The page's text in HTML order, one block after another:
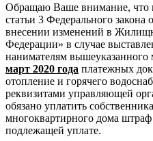
Обращаю Ваше внимание, что
статьи 3 Федерального
внесении изменений в
Федерации» в случае
нанимателям вышеуказанного
март 2020 года платежных
отопление и горячего
реквизитами управляющей
обязано уплатить
многоквартирного дома
подлежащей уплате.